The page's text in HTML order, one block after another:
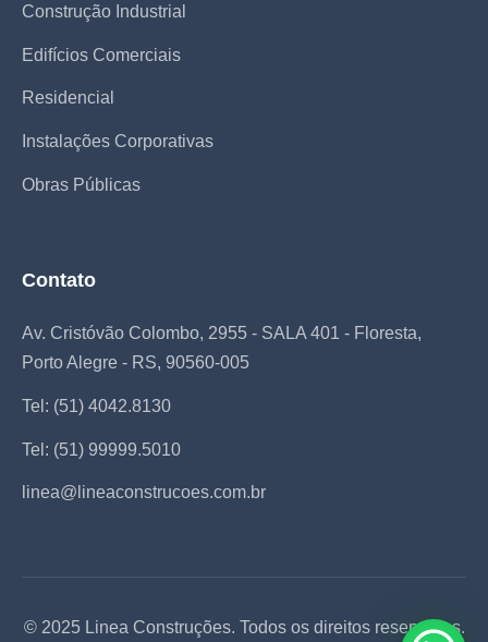
Construção Industrial
Edifícios Comerciais
Residencial
Instalações Corporativas
Obras Públicas
Contato
Av. Cristóvão Colombo, 2955 - SALA 401 - Floresta,
Porto Alegre - RS, 90560-005
Tel: (51) 4042.8130
Tel: (51) 99999.5010
linea@lineaconstrucoes.com.br
© 2025 Linea Construções. Todos os direitos reservados.